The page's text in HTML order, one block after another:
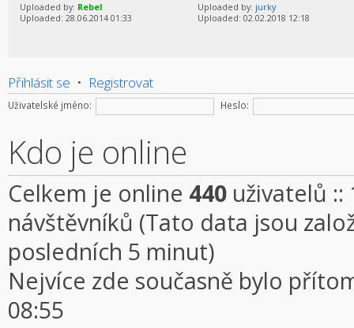
Uploaded by: Rebel
Uploaded: 28.06.2014 01:33
Uploaded by: jurky
Uploaded: 02.02.2018 12:18
Přihlásit se • Registrovat
Uživatelské jméno: Heslo:
Kdo je online
Celkem je online 440 uživatelů ::
návštěvníků (Tato data jsou
posledních 5 minut)
Nejvíce zde současně bylo
08:55